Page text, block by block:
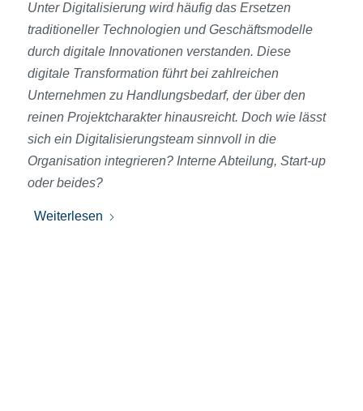
Unter Digitalisierung wird häufig das Ersetzen
traditioneller Technologien und Geschäftsmodelle
durch digitale Innovationen verstanden. Diese
digitale Transformation führt bei zahlreichen
Unternehmen zu Handlungsbedarf, der über den
reinen Projektcharakter hinausreicht. Doch wie lässt
sich ein Digitalisierungsteam sinnvoll in die
Organisation integrieren? Interne Abteilung, Start-up
oder beides?
Weiterlesen